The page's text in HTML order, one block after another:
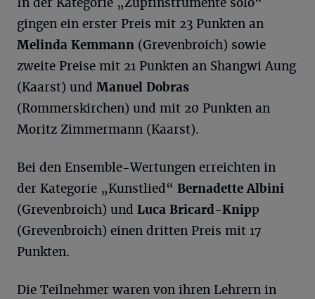
gingen ein erster Preis mit 23 Punkten an
Melinda Kemmann (Grevenbroich) sowie
zweite Preise mit 21 Punkten an Shangwi Aung
(Kaarst) und Manuel Dobras
(Rommerskirchen) und mit 20 Punkten an
Moritz Zimmermann (Kaarst).
Bei den Ensemble-Wertungen erreichten in
der Kategorie „Kunstlied“ BernadetteAlbini
(Grevenbroich) und Luca Bricard-Knipp
(Grevenbroich) einen dritten Preis mit 17
Punkten.
Die Teilnehmer waren von ihren Lehrern in